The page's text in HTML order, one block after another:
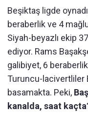
Beşiktaş ligde
beraberlik ve 4
Siyah-beyazlı ekip
ediyor. Rams
galibiyet, 6
Turuncu-lacivertliler
basamakta. Peki,
kanalda, saat